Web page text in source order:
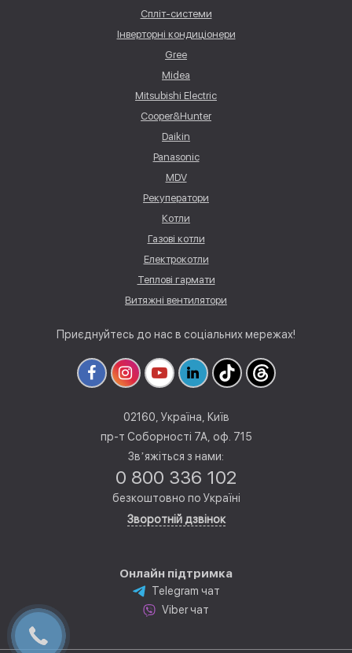
Спліт-системи
Інверторні кондиціонери
Gree
Midea
Mitsubishi Electric
Cooper&Hunter
Daikin
Panasonic
MDV
Рекуператори
Котли
Газові котли
Електрокотли
Теплові гармати
Витяжні вентилятори
Приєднуйтесь до нас в соціальних мережах!
02160, Україна, Київ
пр-т Соборності 7А, оф. 715
Звʼяжіться з нами:
0 800 336 102
безкоштовно по Україні
Зворотній дзвінок
Онлайн підтримка
Telegram чат
Viber чат